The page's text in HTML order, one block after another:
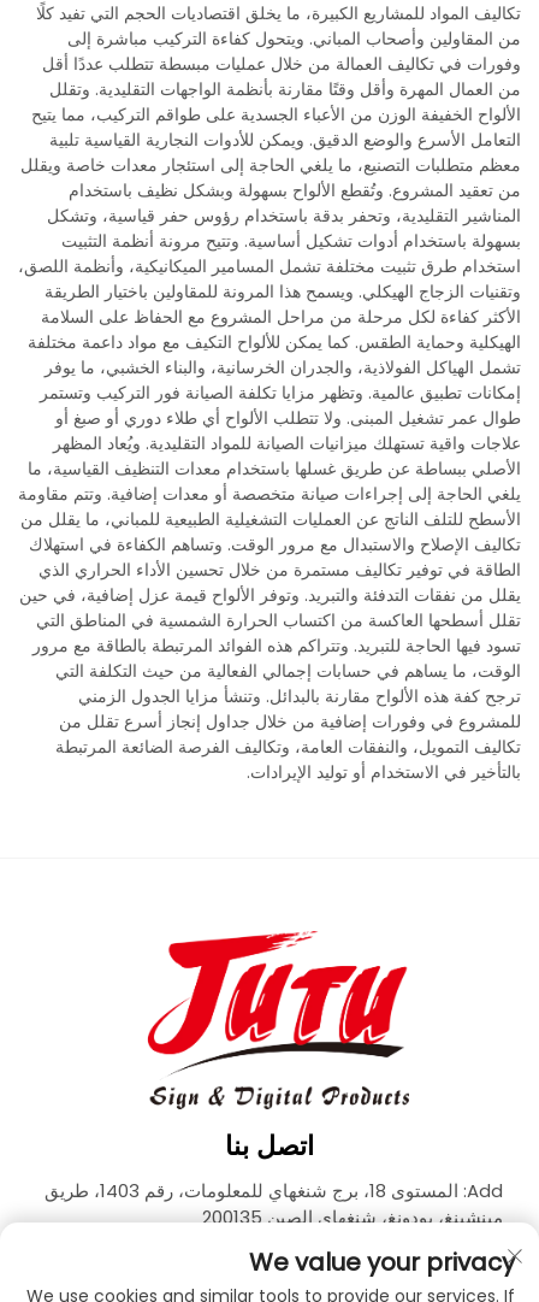
تكاليف المواد للمشاريع الكبيرة، ما يخلق اقتصاديات الحجم التي تفيد كلًا
من المقاولين وأصحاب المباني. ويتحول كفاءة التركيب مباشرة إلى
وفورات في تكاليف العمالة من خلال عمليات مبسطة تتطلب عددًا أقل
من العمال المهرة وأقل وقتًا مقارنة بأنظمة الواجهات التقليدية. وتقلل
الألواح الخفيفة الوزن من الأعباء الجسدية على طواقم التركيب، مما يتيح
التعامل الأسرع والوضع الدقيق. ويمكن للأدوات النجارية القياسية تلبية
معظم متطلبات التصنيع، ما يلغي الحاجة إلى استئجار معدات خاصة ويقلل
من تعقيد المشروع. وتُقطع الألواح بسهولة وبشكل نظيف باستخدام
المناشير التقليدية، وتحفر بدقة باستخدام رؤوس حفر قياسية، وتشكل
بسهولة باستخدام أدوات تشكيل أساسية. وتتيح مرونة أنظمة التثبيت
استخدام طرق تثبيت مختلفة تشمل المسامير الميكانيكية، وأنظمة اللصق،
وتقنيات الزجاج الهيكلي. ويسمح هذا المرونة للمقاولين باختيار الطريقة
الأكثر كفاءة لكل مرحلة من مراحل المشروع مع الحفاظ على السلامة
الهيكلية وحماية الطقس. كما يمكن للألواح التكيف مع مواد داعمة مختلفة
تشمل الهياكل الفولاذية، والجدران الخرسانية، والبناء الخشبي، ما يوفر
إمكانات تطبيق عالمية. وتظهر مزايا تكلفة الصيانة فور التركيب وتستمر
طوال عمر تشغيل المبنى. ولا تتطلب الألواح أي طلاء دوري أو صبغ أو
علاجات واقية تستهلك ميزانيات الصيانة للمواد التقليدية. ويُعاد المظهر
الأصلي ببساطة عن طريق غسلها باستخدام معدات التنظيف القياسية، ما
يلغي الحاجة إلى إجراءات صيانة متخصصة أو معدات إضافية. وتتم مقاومة
الأسطح للتلف الناتج عن العمليات التشغيلية الطبيعية للمباني، ما يقلل من
تكاليف الإصلاح والاستبدال مع مرور الوقت. وتساهم الكفاءة في استهلاك
الطاقة في توفير تكاليف مستمرة من خلال تحسين الأداء الحراري الذي
يقلل من نفقات التدفئة والتبريد. وتوفر الألواح قيمة عزل إضافية، في حين
تقلل أسطحها العاكسة من اكتساب الحرارة الشمسية في المناطق التي
تسود فيها الحاجة للتبريد. وتتراكم هذه الفوائد المرتبطة بالطاقة مع مرور
الوقت، ما يساهم في حسابات إجمالي الفعالية من حيث التكلفة التي
ترجح كفة هذه الألواح مقارنة بالبدائل. وتنشأ مزايا الجدول الزمني
للمشروع في وفورات إضافية من خلال جداول إنجاز أسرع تقلل من
تكاليف التمويل، والنفقات العامة، وتكاليف الفرصة الضائعة المرتبطة
بالتأخير في الاستخدام أو توليد الإيرادات.
اتصل بنا
Add: المستوى 18، برج شنغهاي للمعلومات، رقم 1403، طريق
مينشينغ، بودونغ، شنغهاي الصين 200135
الهاتف:+86-21-33927426
البريد الإلكتروني:[email protected]
We value your privacy
We use cookies and similar tools to provide our services. If